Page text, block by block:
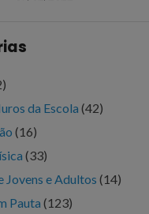
da Escola (42)
(16)
(33)
Jovens e Adultos (14)
Pauta (123)